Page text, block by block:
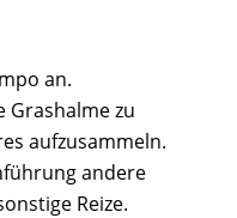
an.
Grashalme zu
aufzusammeln.
andere
Reize.